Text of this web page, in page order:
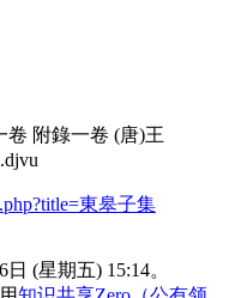
卷 附錄一卷 (唐)王
東皋子集
(星期五) 15:14。